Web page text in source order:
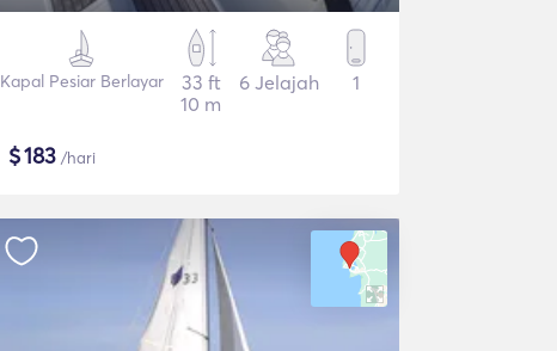
Kapal Pesiar Berlayar
33 ft
10 m
6 Jelajah 1
$183 /hari